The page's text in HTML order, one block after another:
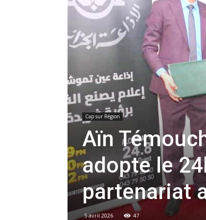
Cap sur Région
Aïn
adopte le
partenariat
5 avril 2026 47